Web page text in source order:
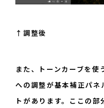
↑調整後
また、トーンカーブを使
への調整が基本補正パネ
トがあります。ここの